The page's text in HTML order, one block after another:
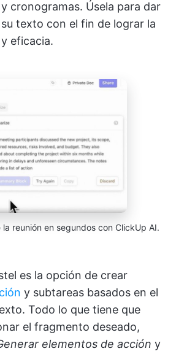
y cronogramas. Úsela para dar
texto con el fin de lograr la
eficacia.
la reunión en segundos con ClickUp AI.
es la opción de crear
y subtareas basados en el
Todo lo que tiene que
el fragmento deseado,
elementos de acción y